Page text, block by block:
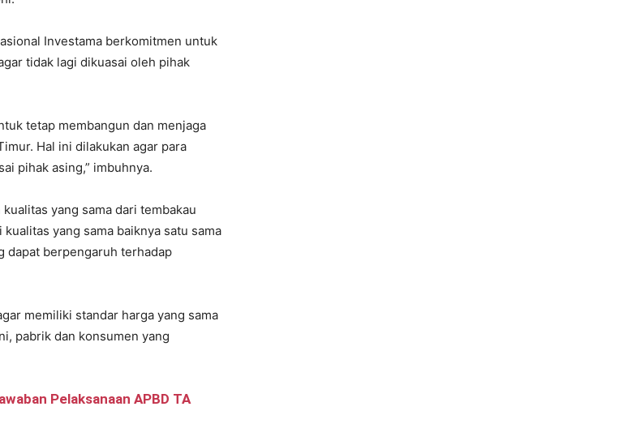
Investama berkomitmen untuk
tidak lagi dikuasai oleh pihak
tetap membangun dan menjaga
Hal ini dilakukan agar para
pihak asing,” imbuhnya.
yang sama dari tembakau
yang sama baiknya satu sama
dapat berpengaruh terhadap
memiliki standar harga yang sama
pabrik dan konsumen yang
Pelaksanaan APBD TA